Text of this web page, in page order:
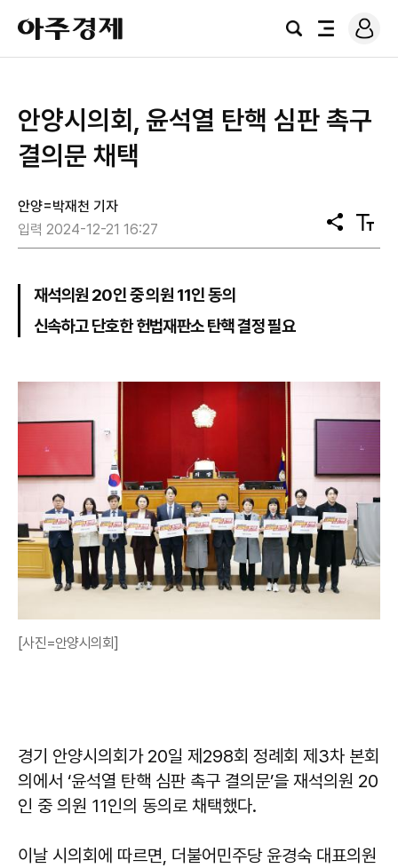
아
주
경
검
전
로
그
안양시의회, 윤석열 탄핵 심판 촉구
결의문 채택
안양=박재천 기자
입력 2024-12-21 16:27
공
유
텍
스
재석의원 20인 중 의원 11인 동의
신속하고 단호한 헌법재판소 탄핵 결정 필요
[사진=안양시의회]
경기 안양시의회가 20일 제298회 정례회 제3차 본회
의에서 ‘윤석열 탄핵 심판 촉구 결의문’을 재석의원 20
인 중 의원 11인의 동의로 채택했다.
이날 시의회에 따르면, 더불어민주당 윤경숙 대표의원